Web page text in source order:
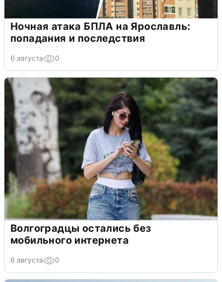
Ночная атака БПЛА на Ярославль:
попадания и последствия
6 августа 0
Волгоградцы остались без
мобильного интернета
6 августа 0